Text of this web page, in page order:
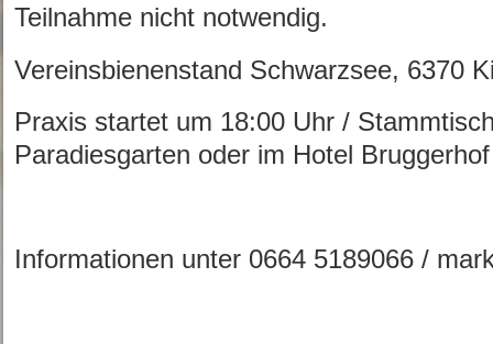
Teilnahme nicht notwendig.
Vereinsbienenstand Schwarzsee, 6370
Praxis startet um 18:00 Uhr /
Paradiesgarten oder im Hotel Bruggerhof
Informationen unter 0664 5189066 /